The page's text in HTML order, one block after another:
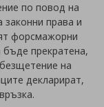
по повод на
права и
форсмажорни
бъде прекратена,
на
декларират,